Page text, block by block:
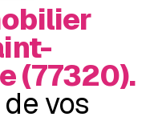
(77320).
vos